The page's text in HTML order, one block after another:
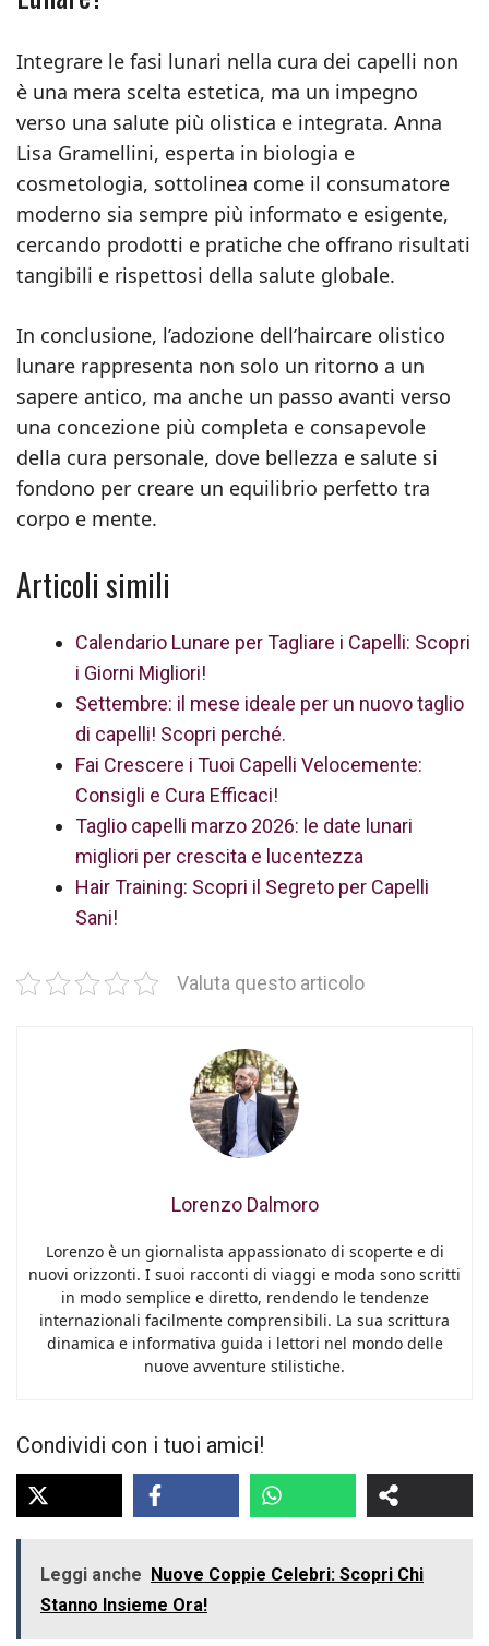
Integrare le fasi lunari nella cura dei capelli non
è una mera scelta estetica, ma un impegno
verso una salute più olistica e integrata. Anna
Lisa Gramellini, esperta in biologia e
cosmetologia, sottolinea come il consumatore
moderno sia sempre più informato e esigente,
cercando prodotti e pratiche che offrano risultati
tangibili e rispettosi della salute globale.
In conclusione, l’adozione dell’haircare olistico
lunare rappresenta non solo un ritorno a un
sapere antico, ma anche un passo avanti verso
una concezione più completa e consapevole
della cura personale, dove bellezza e salute si
fondono per creare un equilibrio perfetto tra
corpo e mente.
Articoli simili
Calendario Lunare per Tagliare i Capelli: Scopri
i Giorni Migliori!
Settembre: il mese ideale per un nuovo taglio
di capelli! Scopri perché.
Fai Crescere i Tuoi Capelli Velocemente:
Consigli e Cura Efficaci!
Taglio capelli marzo 2026: le date lunari
migliori per crescita e lucentezza
Hair Training: Scopri il Segreto per Capelli
Sani!
Valuta questo articolo
Lorenzo Dalmoro
Lorenzo è un giornalista appassionato di scoperte e di
nuovi orizzonti. I suoi racconti di viaggi e moda sono scritti
in modo semplice e diretto, rendendo le tendenze
internazionali facilmente comprensibili. La sua scrittura
dinamica e informativa guida i lettori nel mondo delle
nuove avventure stilistiche.
Condividi con i tuoi amici!
Leggi anche Nuove Coppie Celebri: Scopri Chi
Stanno Insieme Ora!